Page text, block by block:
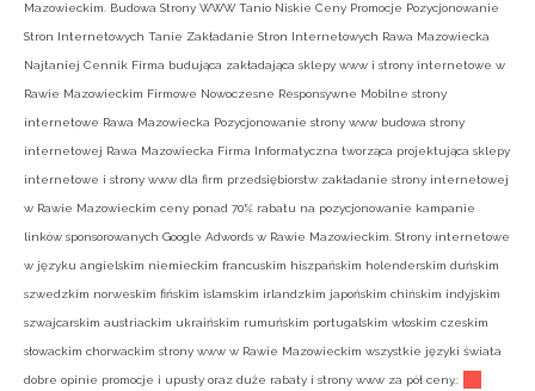
Mazowieckim. Budowa Strony WWW Tanio Niskie Ceny Promocje Pozycjonowanie
Stron Internetowych Tanie Zakładanie Stron Internetowych Rawa Mazowiecka
Najtaniej Cennik Firma budująca zakładająca sklepy www i strony internetowe w
Rawie Mazowieckim Firmowe Nowoczesne Responsywne Mobilne strony
internetowe Rawa Mazowiecka Pozycjonowanie strony www budowa strony
internetowej Rawa Mazowiecka Firma Informatyczna tworząca projektująca sklepy
internetowe i strony www dla firm przedsiębiorstw zakładanie strony internetowej
w Rawie Mazowieckim ceny ponad 70% rabatu na pozycjonowanie kampanie
linków sponsorowanych Google Adwords w Rawie Mazowieckim. Strony internetowe
w języku angielskim niemieckim francuskim hiszpańskim holenderskim duńskim
szwedzkim norweskim fińskim islamskim irlandzkim japońskim chińskim indyjskim
szwajcarskim austriackim ukraińskim rumuńskim portugalskim włoskim czeskim
słowackim chorwackim strony www w Rawie Mazowieckim wszystkie języki świata
dobre opinie promocje i upusty oraz duże rabaty i strony www za pół ceny.: